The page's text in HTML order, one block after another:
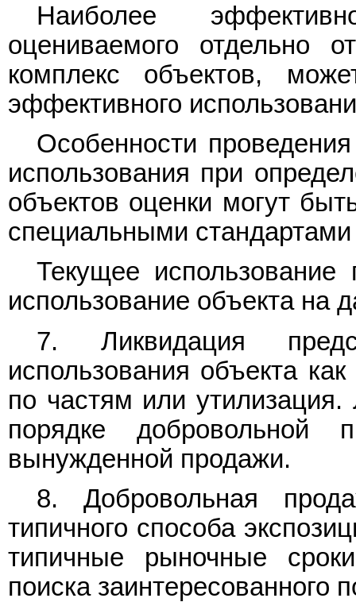
Наиболее
оцениваемого отдельно
комплекс объектов,
эффективного
Особенности
использования при
объектов оценки могут
специальными стандартами
Текущее использование
использование объекта на
7. Ликвидация
использования объекта
по частям или
порядке добровольной
вынужденной продажи.
8. Добровольная
типичного способа
типичные рыночные
поиска заинтересованного